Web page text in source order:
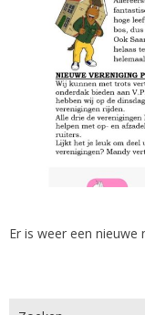
Er is weer een nieuwe
Zoeken